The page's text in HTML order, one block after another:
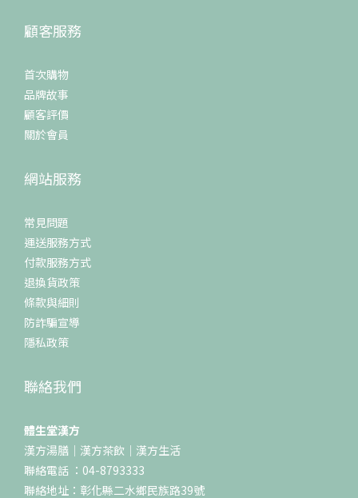
顧客服務
首次購物
品牌故事
顧客評價
關於會員
網站服務
常見問題
運送服務方式
付款服務方式
退換貨政策
條款與細則
防詐騙宣導
隱私政策
聯絡我們
體生堂漢方
漢方湯膳｜漢方茶飲｜漢方生活
聯絡電話 ：04-8793333
聯絡地址：彰化縣二水鄉民族路39號